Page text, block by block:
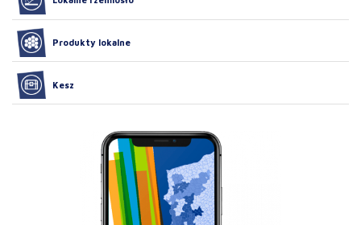
Produkty lokalne
Kesz